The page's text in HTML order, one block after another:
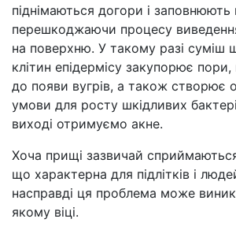
піднімаються догори і заповнюють
перешкоджаючи процесу
на поверхню. У такому разі суміш
клітин епідермісу закупорює
до появи вугрів, а також створює
умови для росту шкідливих
виході отримуємо акне.
Хоча прищі зазвичай
що характерна для підлітків і
насправді ця проблема може
якому віці.